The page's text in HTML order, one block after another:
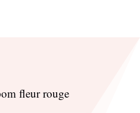
fleur rouge